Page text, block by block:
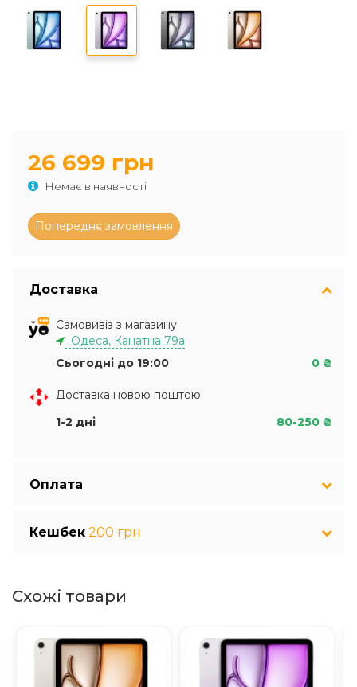
26 699 грн
Немає в наявності
Доставка
Самовивіз з магазину
Одеса, Канатна 79а
Сьогодні до 19:00
0 ₴
Доставка новою поштою
1-2 дні
80-250 ₴
Оплата
Кешбек 200 грн
Схожі товари